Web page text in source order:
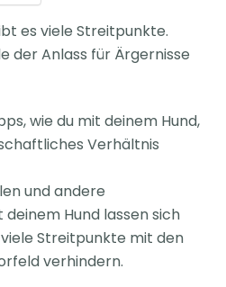
es viele Streitpunkte.
der Anlass für Ärgernisse
wie du mit deinem Hund,
Verhältnis
und andere
Hund lassen sich
Streitpunkte mit den
verhindern.